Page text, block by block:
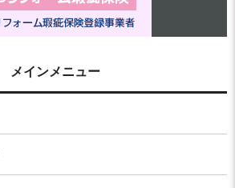
メインメニュー